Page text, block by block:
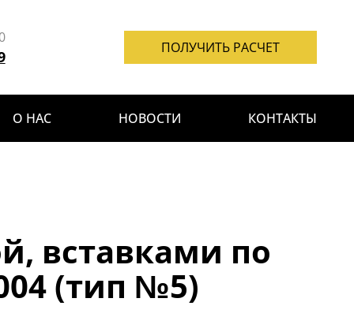
ПОЛУЧИТЬ РАСЧЕТ
О НАС НОВОСТИ КОНТАКТЫ
вставками по
(тип №5)